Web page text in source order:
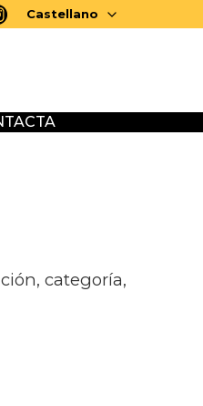
Castellano
categoría,